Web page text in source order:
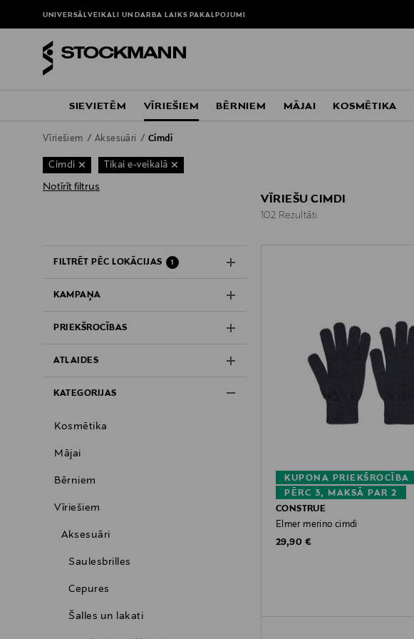
UNIVERSĀLVEIKALI UN DARBA LAIKSPAKALPOJUMI
SIEVIETĒM VĪRIEŠIEM BĒRNIEM MĀJAI KOSMĒTIKA
Vīriešiem Aksesuāri Cimdi
Cimdi Tikai e-veikalā
Notīrīt filtrus
FILTRĒT PĒC LOKĀCIJAS 1
KAMPAŅA
PRIEKŠROCĪBAS
ATLAIDES
KATEGORIJAS
Kosmētika
Mājai
Bērniem
Vīriešiem
Aksesuāri
Saulesbrilles
Cepures
Šalles un lakati
VĪRIEŠU CIMDI
102 Rezultāti
PĒRC 3, MAKSĀ PAR 2
KUPONA PRIEKŠROCĪBA
CONSTRUE
Elmer merino cimdi
Original Price
29,90 €